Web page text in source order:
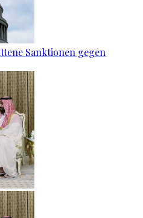
Sanktionen gegen